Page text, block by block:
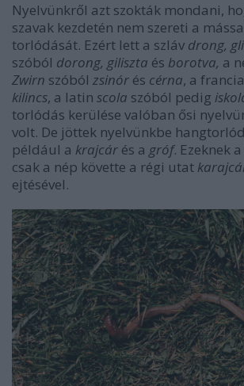
Nyelvünkről azt szokták mondani,
szavak kezdetén nem szereti a
torlódását. Ezért lett a szláv drong,
szóból dorong, giliszta és borotva, a
Zwirn szóból zsinór és cérna, a francia
kilincs, a latin scola szóból pedig
torlódás kerülése valóban ősi
volt. De jöttek nyelvünkbe
például a krajcár és a gróf. Ezeknek
csak a nép követte a régi utat
ejtésével.